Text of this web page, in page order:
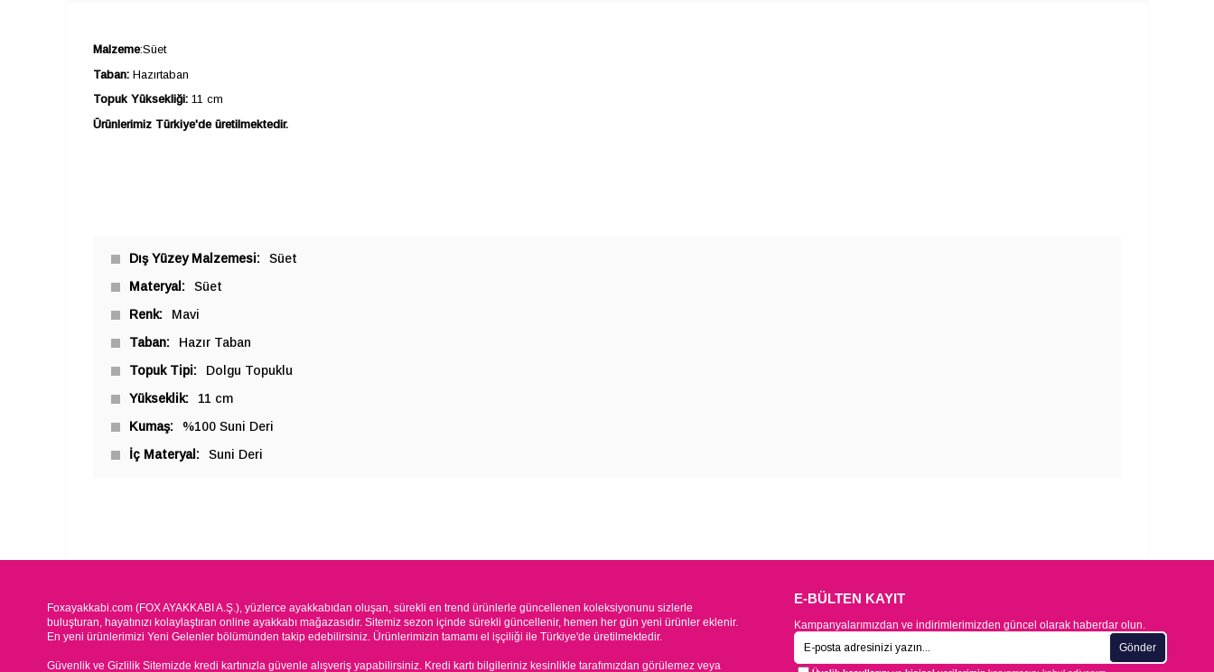
Malzeme:Süet
Taban: Hazırtaban
Topuk Yüksekliği: 11 cm
Ürünlerimiz Türkiye'de üretilmektedir.
Dış Yüzey Malzemesi
Süet
Materyal
Süet
Renk
Mavi
Taban
Hazır Taban
Topuk Tipi
Dolgu Topuklu
Yükseklik
11 cm
Kumaş
%100 Suni Deri
İç Materyal
Suni Deri
Foxayakkabi.com (FOX AYAKKABI A.Ş.), yüzlerce ayakkabıdan oluşan, sürekli en trend ürünlerle güncellenen koleksiyonunu sizlerle
buluşturan, hayatınızı kolaylaştıran online ayakkabı mağazasıdır. Sitemiz sezon içinde sürekli güncellenir, hemen her gün yeni ürünler eklenir.
En yeni ürünlerimizi Yeni Gelenler bölümünden takip edebilirsiniz. Ürünlerimizin tamamı el işçiliği ile Türkiye'de üretilmektedir.
Güvenlik ve Gizlilik Sitemizde kredi kartınızla güvenle alışveriş yapabilirsiniz. Kredi kartı bilgileriniz kesinlikle tarafımızdan görülemez veya
E-BÜLTEN KAYIT
Kampanyalarımızdan ve indirimlerimizden güncel olarak haberdar olun.
Gönder